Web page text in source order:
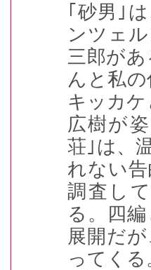
｢砂男｣
ンツェ
三郎が
んと私
キッカ
広樹が
荘｣は、
れない
調査し
る。四
展開だ
ってくる